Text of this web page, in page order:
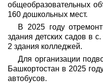
общеобразовательных
160 дошкольных мест.
В 2025 году
здания детских садов в
2 здания колледжей.
Для организации
Башкортостан в 2025
автобусов.